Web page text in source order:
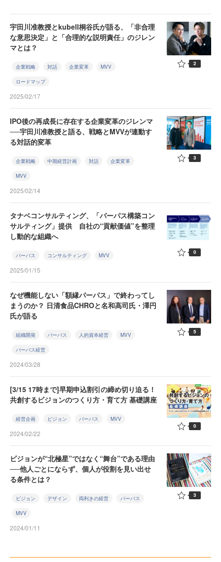
宇田川准教授とkubell桐谷氏が語る、「非合理
な意思決定」と「合理的な説明責任」のジレン
マとは？
企業戦略 対話 企業変革 MVV
ロードマップ
2025/02/17
2
IPO後の再成長に存在する企業変革のジレンマ
──宇田川准教授と語る、戦略とMVVが連動す
る対話的変革
企業戦略 中期経営計画 対話 企業変革
MVV
2025/02/14
3
タナベコンサルティング、「パーパス構築コン
サルティング」提供 自社の“貢献価値”を整理
し動的な組織へ
パーパス コンサルティング MVV
2025/01/15
0
なぜ機能しない「額縁パーパス」で終わってし
まうのか？ 日清食品CHROと名和高司氏・澤円
氏が語る
組織開発 パーパス 人的資本経営 MVV
パーパス経営
2024/03/28
5
[3/15 17時まで]早期申込割引の締め切り迫る！
共創するビジョンのつくり方・育て方 基礎講座
経営企画 ビジョン パーパス MVV
2024/02/22
0
ビジョンが“北極星”ではなく“舞台”である理由
──他人ごとにならず、個人が役割を見い出せ
る条件とは？
ビジョン デザイン 両利きの経営 パーパス
MVV
2024/01/11
3